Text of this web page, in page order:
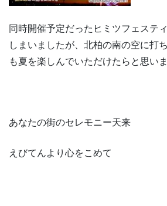
同時開催予定だったヒミツフェステ
しまいましたが、北柏の南の空に打
も夏を楽しんでいただけたらと思いま
あなたの街のセレモニー天来
えびてんより心をこめて